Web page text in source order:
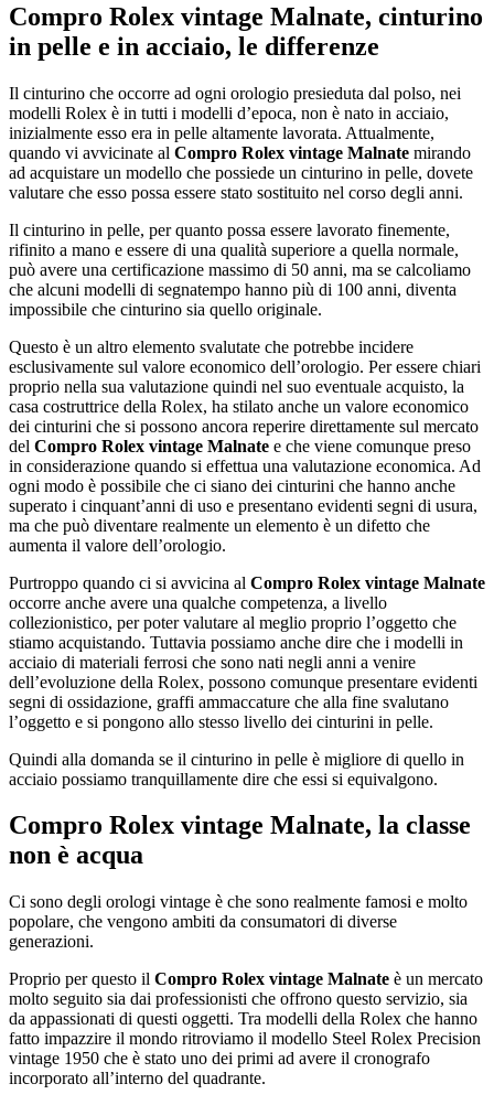
Compro Rolex vintage Malnate, cinturino
in pelle e in acciaio, le differenze
Il cinturino che occorre ad ogni orologio presieduta dal polso, nei
modelli Rolex è in tutti i modelli d’epoca, non è nato in acciaio,
inizialmente esso era in pelle altamente lavorata. Attualmente,
quando vi avvicinate al Compro Rolex vintage Malnate mirando
ad acquistare un modello che possiede un cinturino in pelle, dovete
valutare che esso possa essere stato sostituito nel corso degli anni.
Il cinturino in pelle, per quanto possa essere lavorato finemente,
rifinito a mano e essere di una qualità superiore a quella normale,
può avere una certificazione massimo di 50 anni, ma se calcoliamo
che alcuni modelli di segnatempo hanno più di 100 anni, diventa
impossibile che cinturino sia quello originale.
Questo è un altro elemento svalutate che potrebbe incidere
esclusivamente sul valore economico dell’orologio. Per essere chiari
proprio nella sua valutazione quindi nel suo eventuale acquisto, la
casa costruttrice della Rolex, ha stilato anche un valore economico
dei cinturini che si possono ancora reperire direttamente sul mercato
del Compro Rolex vintage Malnate e che viene comunque preso
in considerazione quando si effettua una valutazione economica. Ad
ogni modo è possibile che ci siano dei cinturini che hanno anche
superato i cinquant’anni di uso e presentano evidenti segni di usura,
ma che può diventare realmente un elemento è un difetto che
aumenta il valore dell’orologio.
Purtroppo quando ci si avvicina al Compro Rolex vintage Malnate
occorre anche avere una qualche competenza, a livello
collezionistico, per poter valutare al meglio proprio l’oggetto che
stiamo acquistando. Tuttavia possiamo anche dire che i modelli in
acciaio di materiali ferrosi che sono nati negli anni a venire
dell’evoluzione della Rolex, possono comunque presentare evidenti
segni di ossidazione, graffi ammaccature che alla fine svalutano
l’oggetto e si pongono allo stesso livello dei cinturini in pelle.
Quindi alla domanda se il cinturino in pelle è migliore di quello in
acciaio possiamo tranquillamente dire che essi si equivalgono.
Compro Rolex vintage Malnate, la classe
non è acqua
Ci sono degli orologi vintage è che sono realmente famosi e molto
popolare, che vengono ambiti da consumatori di diverse
generazioni.
Proprio per questo il Compro Rolex vintage Malnate è un mercato
molto seguito sia dai professionisti che offrono questo servizio, sia
da appassionati di questi oggetti. Tra modelli della Rolex che hanno
fatto impazzire il mondo ritroviamo il modello Steel Rolex Precision
vintage 1950 che è stato uno dei primi ad avere il cronografo
incorporato all’interno del quadrante.